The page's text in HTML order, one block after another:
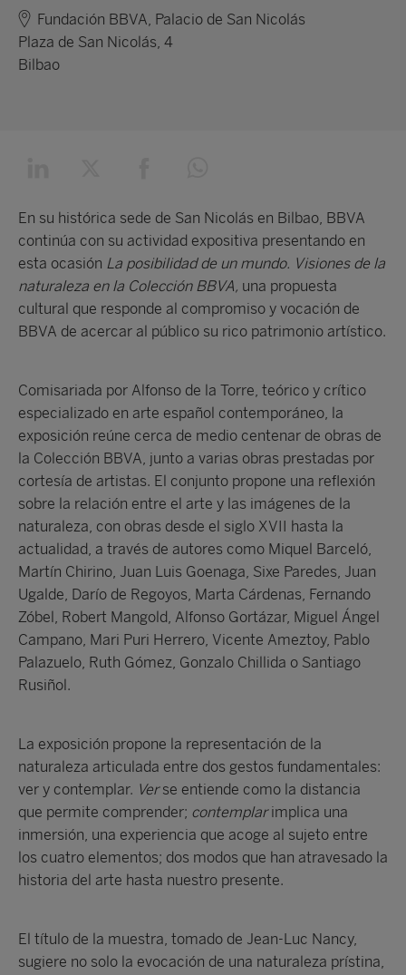
Fundación BBVA, Palacio de San Nicolás
Plaza de San Nicolás, 4
Bilbao
En su histórica sede de San Nicolás en Bilbao, BBVA
continúa con su actividad expositiva presentando en
esta ocasión La posibilidad de un mundo. Visiones de la
naturaleza en la Colección BBVA, una propuesta
cultural que responde al compromiso y vocación de
BBVA de acercar al público su rico patrimonio artístico.
Comisariada por Alfonso de la Torre, teórico y crítico
especializado en arte español contemporáneo, la
exposición reúne cerca de medio centenar de obras de
la Colección BBVA, junto a varias obras prestadas por
cortesía de artistas. El conjunto propone una reflexión
sobre la relación entre el arte y las imágenes de la
naturaleza, con obras desde el siglo XVII hasta la
actualidad, a través de autores como Miquel Barceló,
Martín Chirino, Juan Luis Goenaga, Sixe Paredes, Juan
Ugalde, Darío de Regoyos, Marta Cárdenas, Fernando
Zóbel, Robert Mangold, Alfonso Gortázar, Miguel Ángel
Campano, Mari Puri Herrero, Vicente Ameztoy, Pablo
Palazuelo, Ruth Gómez, Gonzalo Chillida o Santiago
Rusiñol.
La exposición propone la representación de la
naturaleza articulada entre dos gestos fundamentales:
ver y contemplar. Verse entiende como la distancia
que permite comprender; contemplarimplica una
inmersión, una experiencia que acoge al sujeto entre
los cuatro elementos; dos modos que han atravesado la
historia del arte hasta nuestro presente.
El título de la muestra, tomado de Jean-Luc Nancy,
sugiere no solo la evocación de una naturaleza prístina,